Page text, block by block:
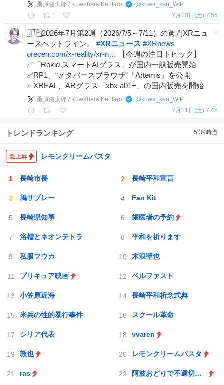
桑原健太郎 / Kuwahara Kentaro @ kuwa_ken_WIP
1
7月18日(土) 7:55
🇯🇵2026年7月第2週（2026/7/5～7/11）の週間XRニュ
ースヘッドライン。 #XRニュース #XRnews
orecen.com/x-reality/xr-n…
【今週の注目トピック】
✅「Rokid スマートAIグラス」が国内一般販売開始
✅RP1、“メタバースブラウザ”「Artemis」を公開
✅XREAL、ARグラス「xbx a01+」の国内販売を開始
桑原健太郎 / Kuwahara Kentaro @ kuwa_ken_WIP
7月11日(土) 7:45
トレンドランキング 5:39時点
レモンクリームパスタ
長崎市長 長崎平和宣言
鳩サブレー Fan Kit
長崎県知事 歯医者の予約
浴槽とネオンテトラ 平和を祈ります
私服フウカ 木浪聖也
プリキュア映画 ベルファスト
小笠原近海 長崎平和祈念式典
米兵の性的暴行事件 スクール革命
シリア代表 vvaren
敦也 レモンクリームパスタ
ras 阿波おどりで不適切な動画